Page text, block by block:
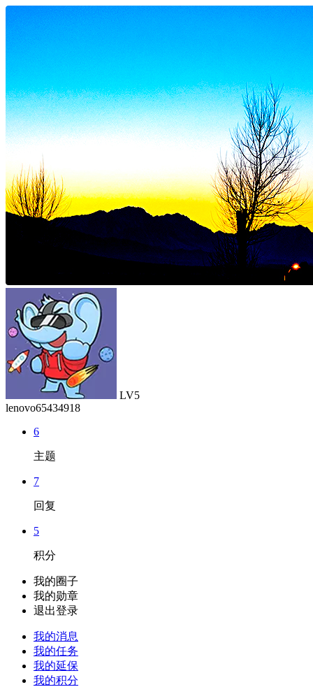
LV5
lenovo65434918
6
主题
7
回复
5
积分
我的圈子
我的勋章
退出登录
我的消息
我的任务
我的延保
我的积分